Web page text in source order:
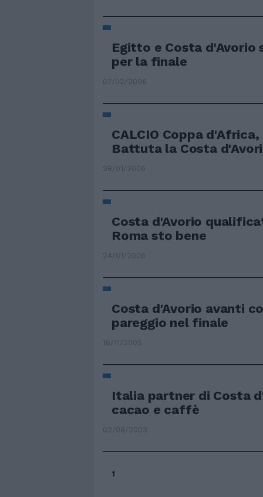
Egitto e Costa d'Avorio
per la finale
07/02/2006
CALCIO Coppa
Battuta la Costa
28/01/2006
Costa d'Avorio
Roma sto bene
24/01/2006
Costa d'Avorio avanti
pareggio nel finale
16/11/2005
Italia partner di Costa
cacao e caffè
02/08/2003
1